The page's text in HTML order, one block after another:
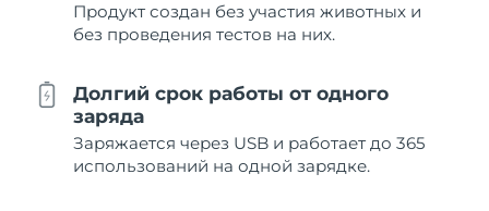
Продукт создан без участия животных и
без проведения тестов на них.
Долгий срок работы от одного
заряда
Заряжается через USB и работает до 365
использований на одной зарядке.